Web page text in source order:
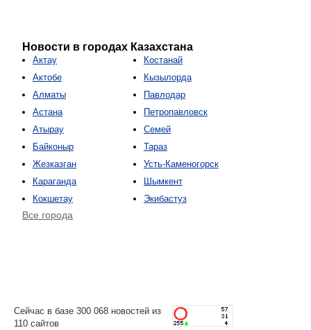
Новости в городах Казахстана
Актау
Актобе
Алматы
Астана
Атырау
Байконыр
Жезказган
Караганда
Кокшетау
Костанай
Кызылорда
Павлодар
Петропавловск
Семей
Тараз
Усть-Каменогорск
Шымкент
Экибастуз
Все города
Сейчас в базе 300 068 новостей из
110 сайтов